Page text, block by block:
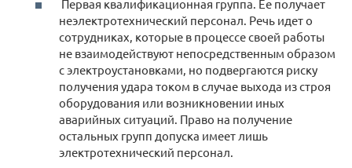
Первая квалификационная группа. Ее получает
неэлектротехнический персонал. Речь идет о
сотрудниках, которые в процессе своей работы
не взаимодействуют непосредственным образом
с электроустановками, но подвергаются риску
получения удара током в случае выхода из строя
оборудования или возникновении иных
аварийных ситуаций. Право на получение
остальных групп допуска имеет лишь
электротехнический персонал.